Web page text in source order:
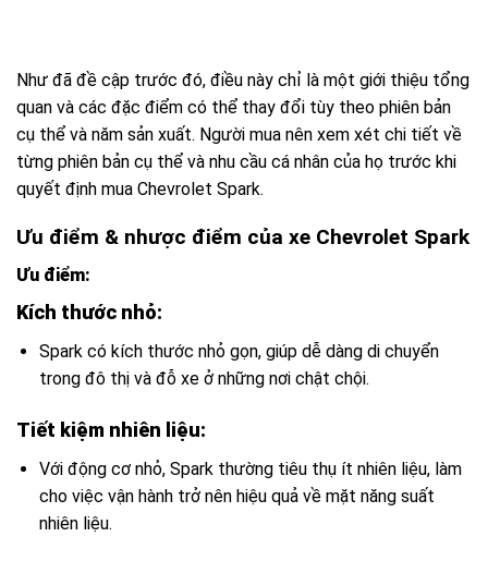
Như đã đề cập trước đó, điều này chỉ là một giới thiệu tổng
quan và các đặc điểm có thể thay đổi tùy theo phiên bản
cụ thể và năm sản xuất. Người mua nên xem xét chi tiết về
từng phiên bản cụ thể và nhu cầu cá nhân của họ trước khi
quyết định mua Chevrolet Spark.
Ưu điểm & nhược điểm của xe Chevrolet Spark
Ưu điểm:
Kích thước nhỏ:
Spark có kích thước nhỏ gọn, giúp dễ dàng di chuyển
trong đô thị và đỗ xe ở những nơi chật chội.
Tiết kiệm nhiên liệu:
Với động cơ nhỏ, Spark thường tiêu thụ ít nhiên liệu, làm
cho việc vận hành trở nên hiệu quả về mặt năng suất
nhiên liệu.